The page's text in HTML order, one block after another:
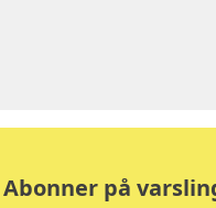
Abonner på